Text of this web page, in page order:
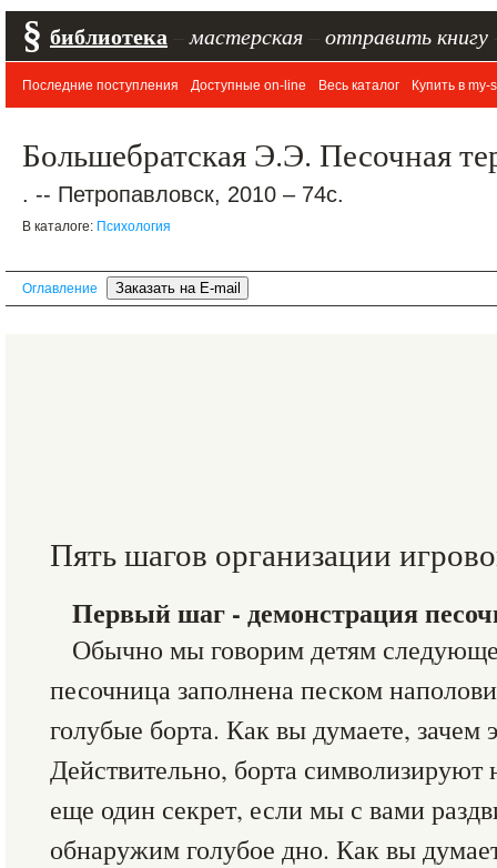
§ библиотека мастерская отправить книгу
Последние поступления Доступные on-line Весь каталог Купить в my-
Большебратская Э.Э. Песочная
. -- Петропавловск, 2010 – 74с.
В каталоге: Психология
Оглавление
Пять шагов организации
Первый шаг - демонстрация
Обычно мы говорим детям
песочница заполнена песком
голубые борта. Как вы думаете, зачем
Действительно, борта
еще один секрет, если мы с вами
обнаружим голубое дно. Как вы